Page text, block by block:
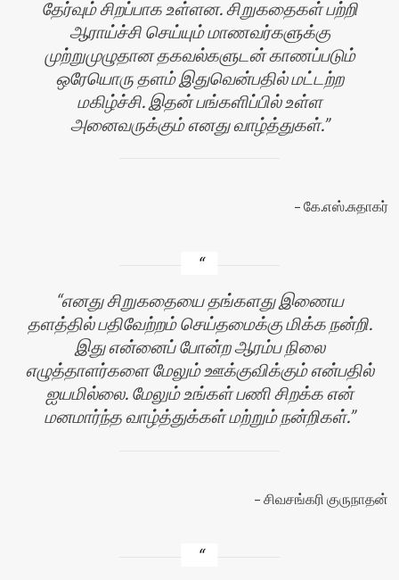
தேர்வும் சிறப்பாக உள்ளன. சிறுகதைகள் பற்றி
ஆராய்ச்சி செய்யும் மாணவர்களுக்கு
முற்றுமுழுதான தகவல்களுடன் காணப்படும்
ஒரேயொரு தளம் இதுவென்பதில் மட்டற்ற
மகிழ்ச்சி. இதன் பங்களிப்பில் உள்ள
அனைவருக்கும் எனது வாழ்த்துகள்.
கே.எஸ்.சுதாகர்
எனது சிறுகதையை தங்களது இணைய
தளத்தில் பதிவேற்றம் செய்தமைக்கு மிக்க நன்றி.
இது என்னைப் போன்ற ஆரம்ப நிலை
எழுத்தாளர்களை மேலும் ஊக்குவிக்கும் என்பதில்
ஐயமில்லை. மேலும் உங்கள் பணி சிறக்க என்
மனமார்ந்த வாழ்த்துக்கள் மற்றும் நன்றிகள்.
சிவசங்கரி குருநாதன்